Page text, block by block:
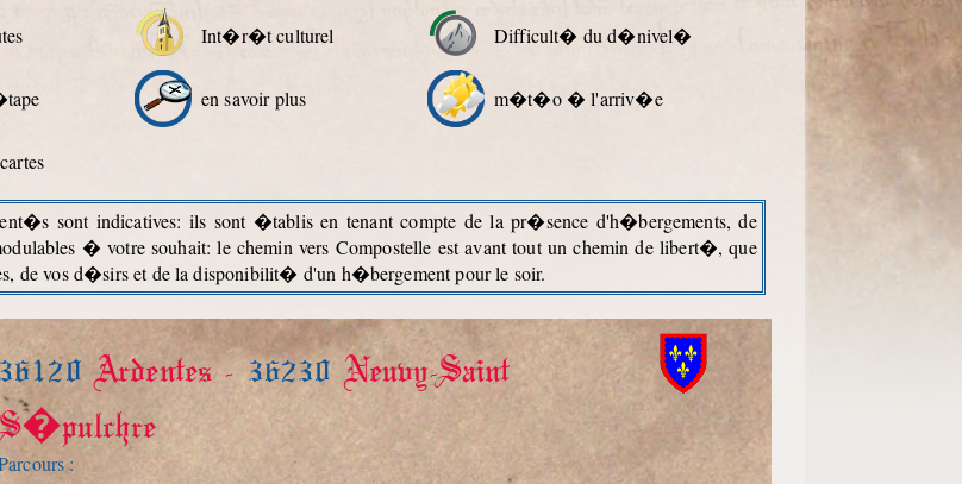
Int�r�t culturel Difficult� du d�nivel�
en savoir plus m�t�o � l'arriv�e
sont indicatives: ils sont �tablis en tenant compte de la pr�sence d'h�bergements, de
� votre souhait: le chemin vers Compostelle est avant tout un chemin de libert�, que
de vos d�sirs et de la disponibilit� d'un h�bergement pour le soir.
36120Ardentes -36230Neuvy-Saint
: